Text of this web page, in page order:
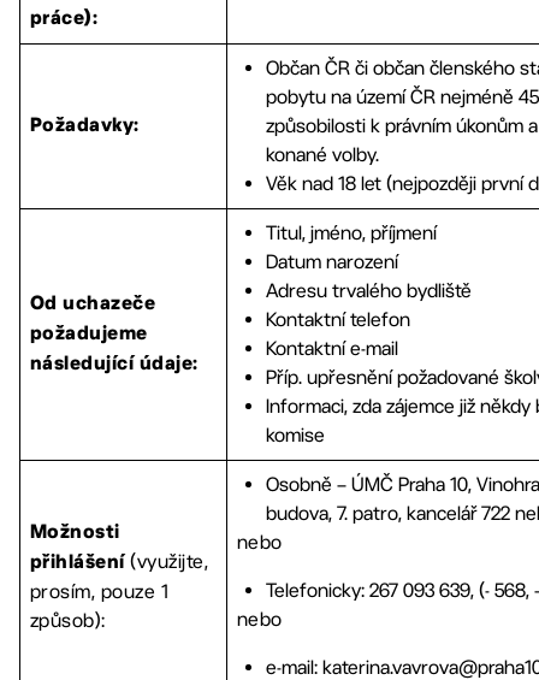
práce):
Požadavky:
Občan ČR či občan členského
pobytu na území ČR nejméně
způsobilosti k právním úkonům
konané volby.
Věk nad 18 let (nejpozději první
Od uchazeče
požadujeme
následující údaje:
Titul, jméno, příjmení
Datum narození
Adresu trvalého bydliště
Kontaktní telefon
Kontaktní e-mail
Příp. upřesnění požadované
Informaci, zda zájemce již
komise
Možnosti
přihlášení(využijte,
prosím, pouze 1
způsob):
Osobně – ÚMČ Praha 10,
budova, 7. patro, kancelář 722
nebo
Telefonicky: 267 093 639, (- 568,
nebo
e-mail: